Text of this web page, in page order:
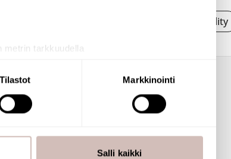
metrin tarkkuudella
. Voit muuttaa
ja analytiikka-alan
yhdistää näitä tietoja muihin tietoihin, joita
Tilastot Markkinointi
Salli kaikki
See availability